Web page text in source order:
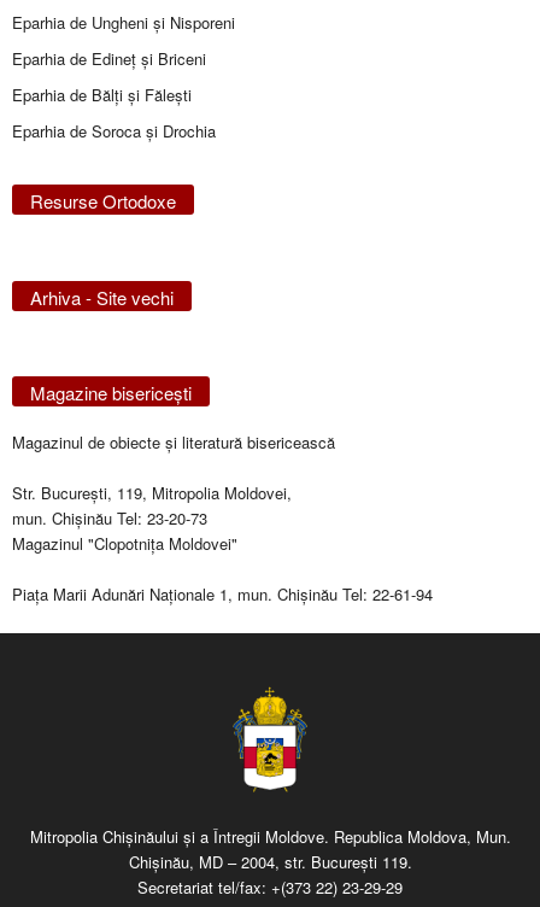
Eparhia de Ungheni și Nisporeni
Eparhia de Edineţ şi Briceni
Eparhia de Bălţi şi Făleşti
Eparhia de Soroca și Drochia
Resurse Ortodoxe
Arhiva - Site vechi
Magazine bisericeşti
Magazinul de obiecte şi literatură bisericească
Str. Bucureşti, 119, Mitropolia Moldovei,
mun. Chişinău Tel: 23-20-73
Magazinul "Clopotniţa Moldovei"
Piaţa Marii Adunări Naţionale 1, mun. Chişinău Tel: 22-61-94
Mitropolia Chişinăului şi a Întregii Moldove. Republica Moldova, Mun.
Chişinău, MD – 2004, str. Bucureşti 119.
Secretariat tel/fax: +(373 22) 23-29-29